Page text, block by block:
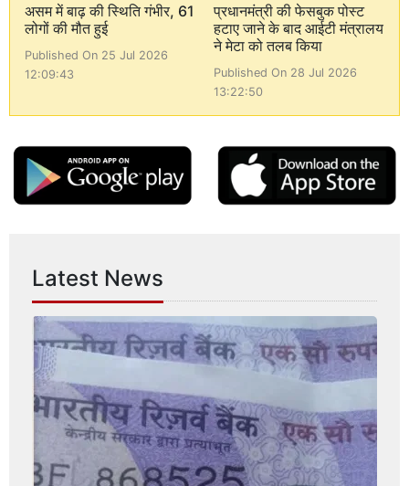
असम में बाढ़ की स्थिति गंभीर, 61
लोगों की मौत हुई
Published On 25 Jul 2026
12:09:43
प्रधानमंत्री की फेसबुक पोस्ट
हटाए जाने के बाद आईटी मंत्रालय
ने मेटा को तलब किया
Published On 28 Jul 2026
13:22:50
Latest News